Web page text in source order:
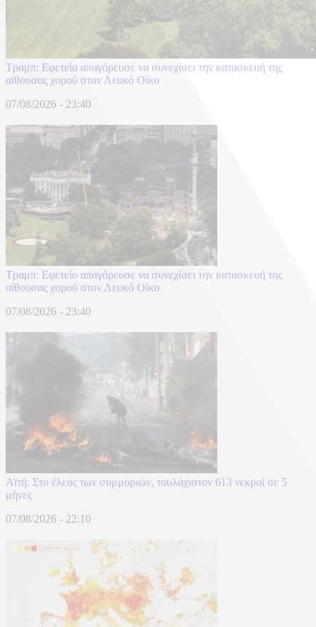
Τραμπ: Εφετείο απαγόρευσε να συνεχίσει την κατασκευή της
αίθουσας χορού στον Λευκό Οίκο
07/08/2026 - 23:40
Τραμπ: Εφετείο απαγόρευσε να συνεχίσει την κατασκευή της
αίθουσας χορού στον Λευκό Οίκο
07/08/2026 - 23:40
Αϊτή: Στο έλεος των συμμοριών, τουλάχιστον 613 νεκροί σε 5
μήνες
07/08/2026 - 22:10